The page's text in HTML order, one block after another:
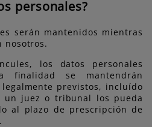
personales?
serán mantenidos mientras
nosotros.
los datos personales
finalidad se mantendrán
previstos, incluído
juez o tribunal los pueda
al plazo de prescripción de